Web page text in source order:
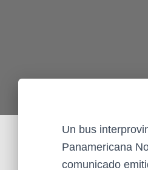
Un bus
Panamericana
comunicado